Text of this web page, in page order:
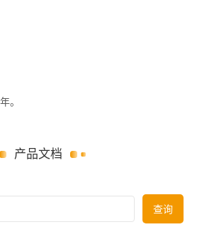
。
产品文档
查询